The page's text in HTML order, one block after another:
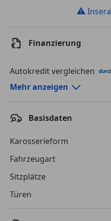
⚠
Finanzierung
Autokredit vergleichen
Autokredit-Rechner von
Laufzeit
Kreditbetrag
Zu zahlender
Mehr anzeigen
Basisdaten
Karosserieform
Fahrzeugart
Sitzplätze
Türen